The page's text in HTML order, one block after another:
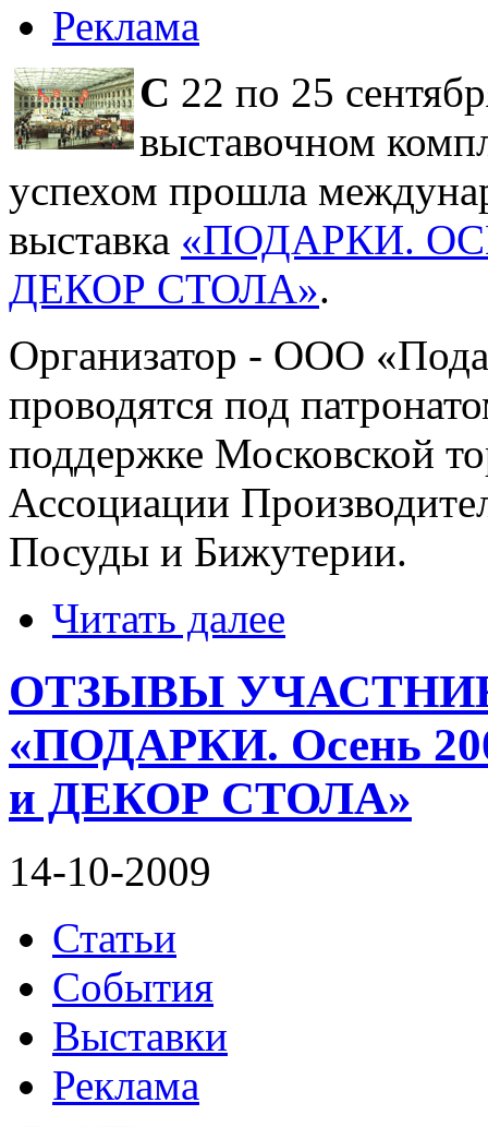
Реклама
С 22 по 25
выставочном
успехом прошла
выставка «ПОДАРКИ.
ДЕКОР СТОЛА».
Организатор - ООО
проводятся под
поддержке Московской
Ассоциации
Посуды и Бижутерии.
Читать далее
ОТЗЫВЫ
«ПОДАРКИ. Осень
и ДЕКОР СТОЛА»
14-10-2009
Статьи
События
Выставки
Реклама